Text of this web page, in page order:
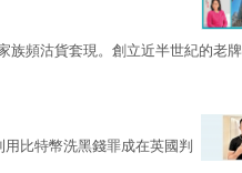
族頻沽貨套現。創立近半世紀的老
比特幣洗黑錢罪成在英國判